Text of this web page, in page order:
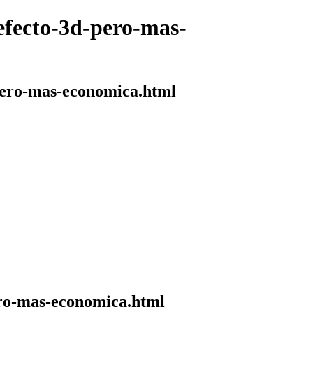
3d-pero-mas-
mas-economica.html
mas-economica.html